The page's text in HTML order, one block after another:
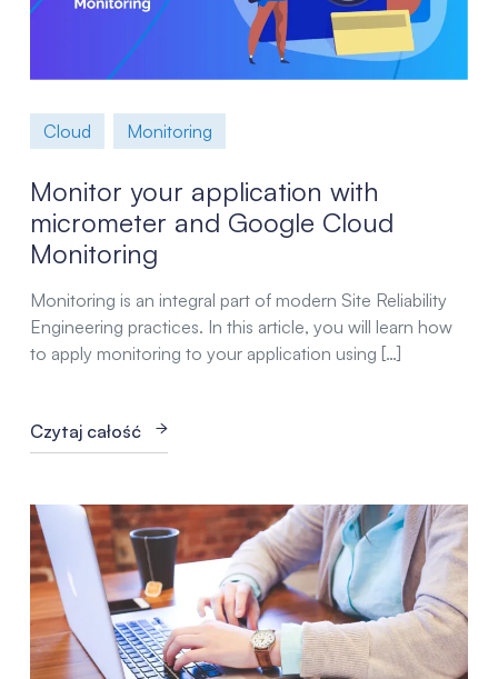
Cloud Monitoring
Monitor your application with
micrometer and Google Cloud
Monitoring
Monitoring is an integral part of modern Site Reliability
Engineering practices. In this article, you will learn how
to apply monitoring to your application using […]
Czytaj całość